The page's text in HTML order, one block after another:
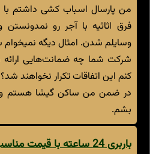
من پارسال اسباب کشی داشتم با
فرق اثاثیه با آجر رو
وسایلم شدن. امثال دیگه
شرکت شما چه ضمانت‌هایی
کنم این اتفاقات تکرار نخواهند شد؟
در ضمن من ساکن گیشا هستم و
بشم.
باربری 24 ساعته با قیمت مناسب